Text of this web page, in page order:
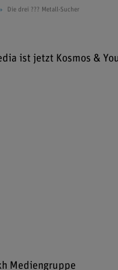
Die drei ??? Metall-Sucher
ist jetzt Kosmos &
Mediengruppe